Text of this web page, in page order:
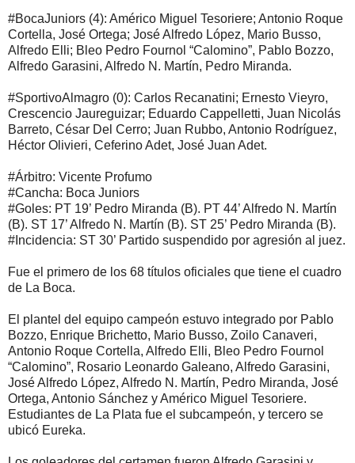
#BocaJuniors (4): Américo Miguel Tesoriere; Antonio Roque
Cortella, José Ortega; José Alfredo López, Mario Busso,
Alfredo Elli; Bleo Pedro Fournol “Calomino”, Pablo Bozzo,
Alfredo Garasini, Alfredo N. Martín, Pedro Miranda.
#SportivoAlmagro (0): Carlos Recanatini; Ernesto Vieyro,
Crescencio Jaureguizar; Eduardo Cappelletti, Juan Nicolás
Barreto, César Del Cerro; Juan Rubbo, Antonio Rodríguez,
Héctor Olivieri, Ceferino Adet, José Juan Adet.
#Árbitro: Vicente Profumo
#Cancha: Boca Juniors
#Goles: PT 19’ Pedro Miranda (B). PT 44’ Alfredo N. Martín
(B). ST 17’ Alfredo N. Martín (B). ST 25’ Pedro Miranda (B).
#Incidencia: ST 30’ Partido suspendido por agresión al juez.
Fue el primero de los 68 títulos oficiales que tiene el cuadro
de La Boca.
El plantel del equipo campeón estuvo integrado por Pablo
Bozzo, Enrique Brichetto, Mario Busso, Zoilo Canaveri,
Antonio Roque Cortella, Alfredo Elli, Bleo Pedro Fournol
“Calomino”, Rosario Leonardo Galeano, Alfredo Garasini,
José Alfredo López, Alfredo N. Martín, Pedro Miranda, José
Ortega, Antonio Sánchez y Américo Miguel Tesoriere.
Estudiantes de La Plata fue el subcampeón, y tercero se
ubicó Eureka.